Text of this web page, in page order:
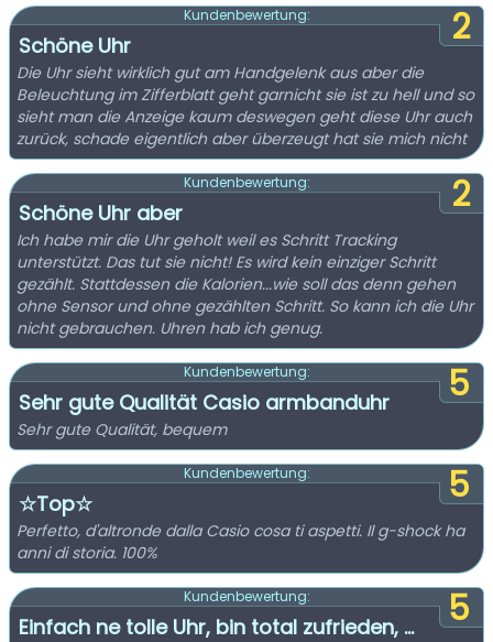
2
Kundenbewertung:
Schöne Uhr
Die Uhr sieht wirklich gut am Handgelenk aus aber die
Beleuchtung im Zifferblatt geht garnicht sie ist zu hell und so
sieht man die Anzeige kaum deswegen geht diese Uhr auch
zurück, schade eigentlich aber überzeugt hat sie mich nicht
2
Kundenbewertung:
Schöne Uhr aber
Ich habe mir die Uhr geholt weil es Schritt Tracking
unterstützt. Das tut sie nicht! Es wird kein einziger Schritt
gezählt. Stattdessen die Kalorien...wie soll das denn gehen
ohne Sensor und ohne gezählten Schritt. So kann ich die Uhr
nicht gebrauchen. Uhren hab ich genug.
5
Kundenbewertung:
Sehr gute Qualität Casio armbanduhr
Sehr gute Qualität, bequem
5
Kundenbewertung:
☆Top☆
Perfetto, d'altronde dalla Casio cosa ti aspetti. Il g-shock ha
anni di storia. 100%
5
Kundenbewertung:
Einfach ne tolle Uhr, bin total zufrieden, ...